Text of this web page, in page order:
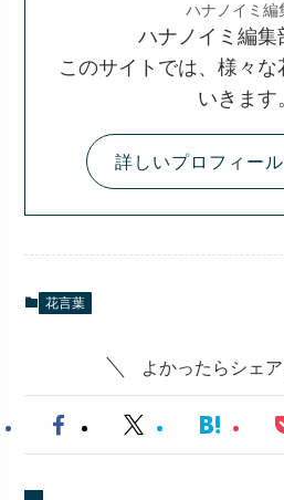
ハナノイミ編
ハナノイミ編集
このサイトでは、様々
いきます
詳しいプロフィー
花言葉
よかったらシェア